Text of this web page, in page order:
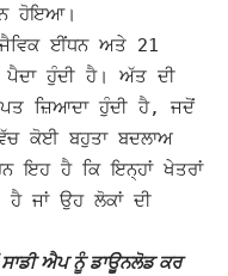
ਹੋਇਆ।
ਜੈਵਿਕ ਈਂਧਨ ਅਤੇ 21
ਹੁੰਦੀ ਹੈ। ਅੱਤ ਦੀ
ਜ਼ਿਆਦਾ ਹੁੰਦੀ ਹੈ, ਜਦੋਂ
ਕੋਈ ਬਹੁਤਾ ਬਦਲਾਅ
ਇਹ ਹੈ ਕਿ ਇਨ੍ਹਾਂ ਖੇਤਰਾਂ
ਹੈ ਜਾਂ ਉਹ ਲੋਕਾਂ ਦੀ
ਐਪ ਨੂੰ ਡਾਊਨਲੋਡ ਕਰ